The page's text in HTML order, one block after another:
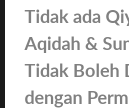
Tidak ada
Aqidah &
Tidak Boleh
dengan